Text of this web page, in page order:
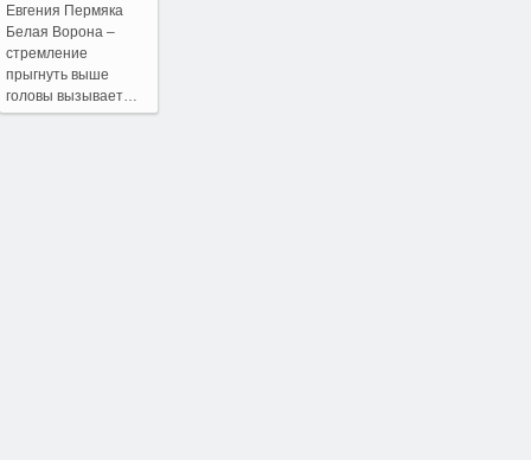
Евгения Пермяка
Белая Ворона –
стремление
прыгнуть выше
головы вызывает…